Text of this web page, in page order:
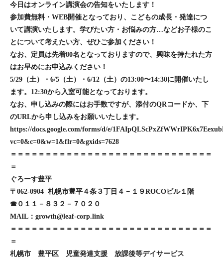
今日はオンライン講演会の告知をいたします！
参加費無料・WEB開催となっており、こどもの成長・発達につ
いて講演いたします。学びたい方・お悩みの方…などお子様のこ
とについて考えたい方、ぜひご参加ください！
なお、定員は先着80名となっておりますので、興味を持たれた方
はお早めにお申込みください！
5/29（土）・6/5（土）・6/12（土）の13:00〜14:30に開催いたし
ます。12:30から入室可能となっております。
なお、申し込みの際にはお手数ですが、添付のQRコードか、下
のURLから申し込みをお願いいたします。
https://docs.google.com/forms/d/e/
vc=0&c=0&w=1&flr=0&gxids=7628
＝＝＝＝＝＝＝＝＝＝＝＝＝＝＝＝＝＝＝＝＝＝＝＝＝＝＝＝＝
＝
ぐろーす豊平
〒062-0904 札幌市豊平４条３丁目４－１９ROCOビル１階
☎０１１－８３２－７０２０
MAIL：growth@leaf-corp.link
＝＝＝＝＝＝＝＝＝＝＝＝＝＝＝＝＝＝＝＝＝＝＝＝＝＝＝＝＝
＝
札幌市 豊平区 児童発達支援 放課後等デイサービス